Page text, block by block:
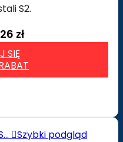
S2.
zł
SIĘ
Szybki podgląd